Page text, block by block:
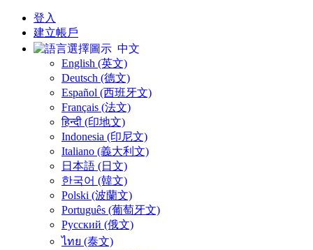
登入
建立帳戶
中文
English (英文)
Deutsch (德文)
Español (西班牙文)
Français (法文)
हिन्दी (印地文)
Indonesia (印尼文)
Italiano (義大利文)
日本語 (日文)
한국어 (韓文)
Polski (波蘭文)
Português (葡萄牙文)
Русский (俄文)
ไทย (泰文)